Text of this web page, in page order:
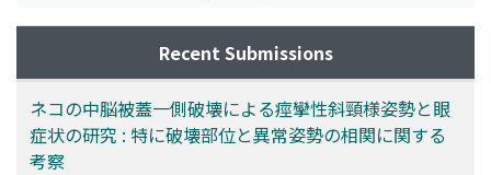
Recent Submissions
ネコの中脳被蓋一側破壊による痙攣性斜頸様姿勢と眼
症状の研究 : 特に破壊部位と異常姿勢の相関に関する
考察